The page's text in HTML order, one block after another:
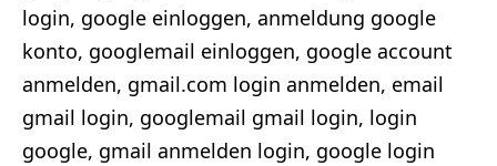
login, google einloggen, anmeldung google
konto, googlemail einloggen, google account
anmelden, gmail.com login anmelden, email
gmail login, googlemail gmail login, login
google, gmail anmelden login, google login